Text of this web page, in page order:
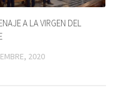
A LA VIRGEN DEL
2020